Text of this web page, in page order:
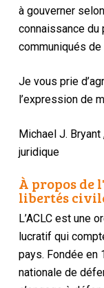
à gouverner
connaissance du
communiqués
Je vous prie
l’expression de
Michael J. Bryant
juridique
À propos de
libertés
L’ACLC est une
lucratif qui
pays. Fondée en
nationale de